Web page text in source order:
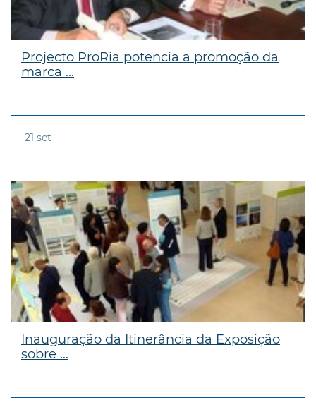
Projecto ProRia potencia a promoção da
marca ...
21 set
Inauguração da Itinerância da Exposição
sobre ...